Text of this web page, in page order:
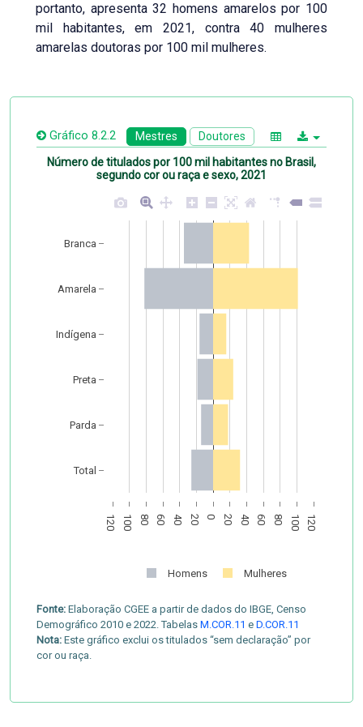
portanto, apresenta 32 homens amarelos por 100
mil habitantes, em 2021, contra 40 mulheres
amarelas doutoras por 100 mil mulheres.
Gráfico 8.2.2 Mestres Doutores
Número de titulados por 100 mil habitantes no Brasil,
segundo cor ou raça e sexo, 2021
120 100 80 60 40 20 0 20 40 60 80 100 120
Total
Parda
Preta
Indígena
Amarela
Branca
Homens Mulheres
Fonte: Elaboração CGEE a partir de dados do IBGE, Censo
Demográfico 2010 e 2022. Tabelas M.COR.11 e D.COR.11
Nota: Este gráfico exclui os titulados “sem declaração” por
cor ou raça.